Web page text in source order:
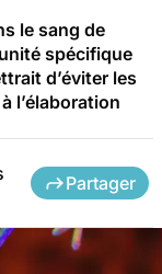
le sang de
spécifique
d’éviter les
l’élaboration
Partager